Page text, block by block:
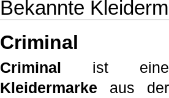
Bekannte
Criminal
Criminal ist eine
Kleidermarke aus der